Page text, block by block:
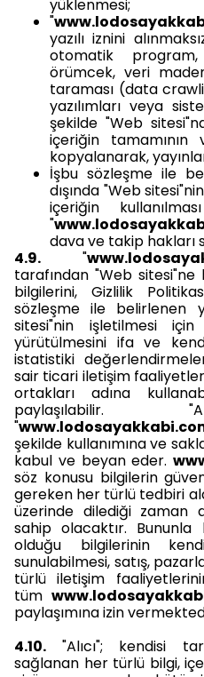
yüklenmesi;
"
yazılı iznini
otomatik
örümcek, veri
taraması (data
yazılımları veya
şekilde "Web
içeriğin tamamının
kopyalanarak,
İşbu sözleşme ile
dışında "Web
içeriğin
"
dava ve takip hakları
4.9. "
tarafından "Web sitesi"ne
bilgilerini, Gizlilik
sözleşme ile belirlenen
sitesi"nin işletilmesi için
yürütülmesini ifa ve
istatistiki
sair ticari iletişim
ortakları adına
paylaşılabilir.
"
şekilde kullanımına ve
kabul ve beyan eder.
söz konusu bilgilerin
gereken her türlü tedbiri
üzerinde dilediği zaman
sahip olacaktır. Bununla
olduğu bilgilerinin
sunulabilmesi, satış,
türlü iletişim
tüm
paylaşımına izin
4.10. "Alıcı"; kendisi
sağlanan her türlü bilgi,